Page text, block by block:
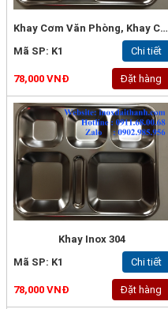
Khay Cơm Văn Phòng, Khay Cơm Phần - Inox 304
Mã SP: K1
Chi tiết
78,000 VNĐ Đặt hàng
Khay Inox 304
Mã SP: K1
Chi tiết
78,000 VNĐ Đặt hàng